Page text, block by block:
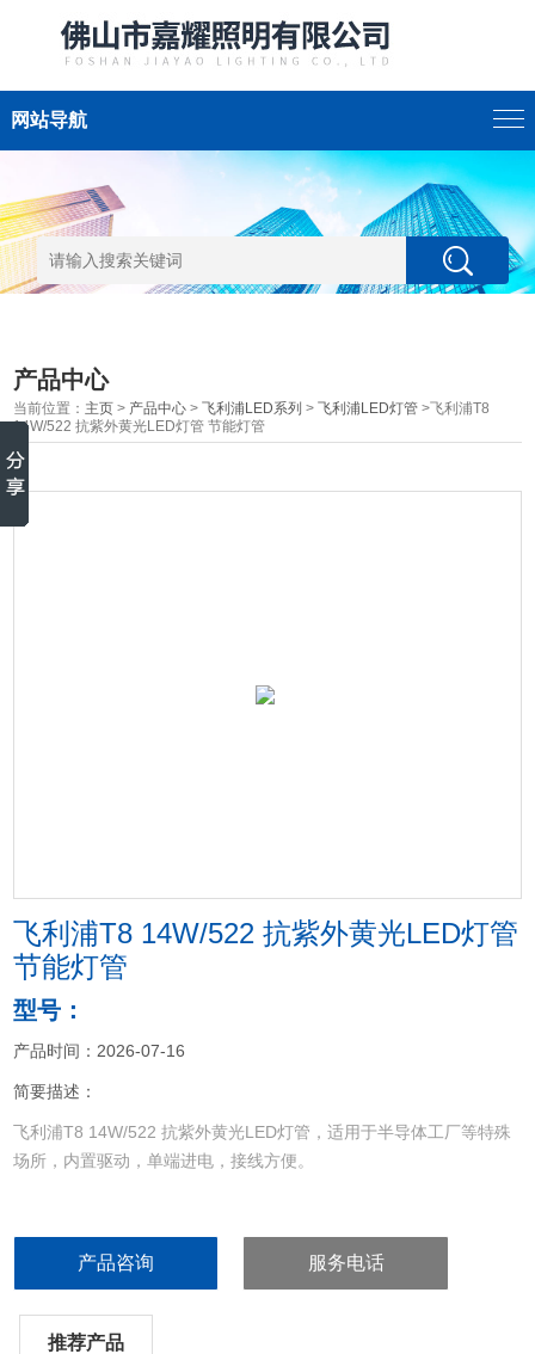
网站导航
产品中心
当前位置： 主页 > 产品中心 >飞利浦LED系列 >飞利浦LED灯管 >飞利浦T8
14W/522 抗紫外黄光LED灯管 节能灯管
飞利浦T8 14W/522 抗紫外黄光LED灯管
节能灯管
型号：
产品时间：2026-07-16
简要描述：
飞利浦T8 14W/522 抗紫外黄光LED灯管，适用于半导体工厂等特殊
场所，内置驱动，单端进电，接线方便。
产品咨询 服务电话
推荐产品